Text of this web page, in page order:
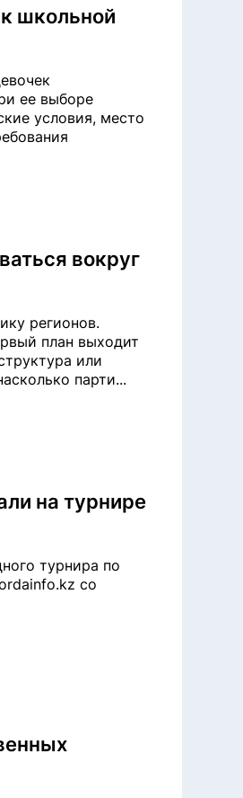
школьной
ее выборе
условия, место
вокруг
регионов.
план выходит
или
парти...
на турнире
турнира по
со